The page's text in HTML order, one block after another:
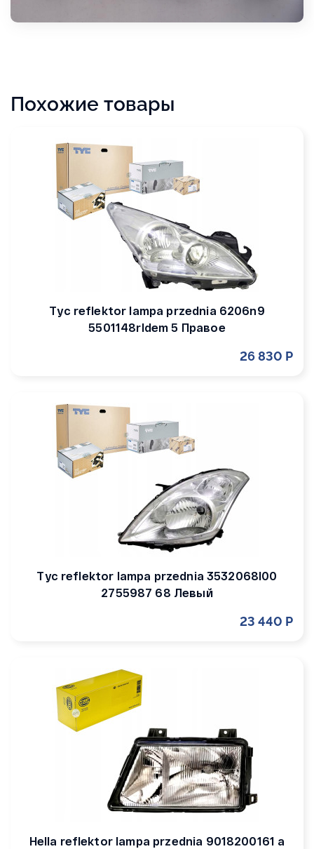
Похожие товары
Tyc reflektor lampa przednia 6206n9
5501148rldem 5 Правое
26 830 Р
Tyc reflektor lampa przednia 3532068l00
2755987 68 Левый
23 440 Р
Hella reflektor lampa przednia 9018200161 a